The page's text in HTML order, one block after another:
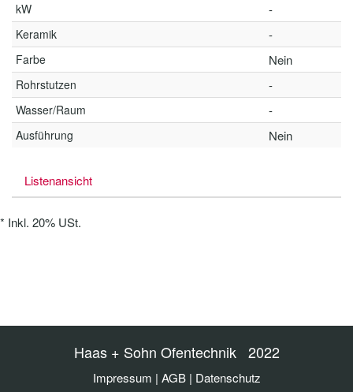
kW -
Keramik -
Farbe Nein
Rohrstutzen -
Wasser/Raum -
Ausführung Nein
Listenansicht
* Inkl. 20% USt.
Haas + Sohn Ofentechnik 2022
Impressum | AGB| Datenschutz